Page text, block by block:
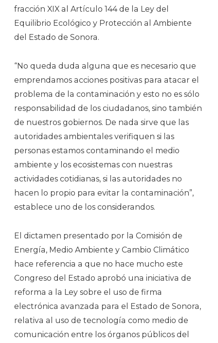
fracción XIX al Artículo 144 de la Ley del
Equilibrio Ecológico y Protección al Ambiente
del Estado de Sonora.
“No queda duda alguna que es necesario que
emprendamos acciones positivas para atacar el
problema de la contaminación y esto no es sólo
responsabilidad de los ciudadanos, sino también
de nuestros gobiernos. De nada sirve que las
autoridades ambientales verifiquen si las
personas estamos contaminando el medio
ambiente y los ecosistemas con nuestras
actividades cotidianas, si las autoridades no
hacen lo propio para evitar la contaminación”,
establece uno de los considerandos.
El dictamen presentado por la Comisión de
Energía, Medio Ambiente y Cambio Climático
hace referencia a que no hace mucho este
Congreso del Estado aprobó una iniciativa de
reforma a la Ley sobre el uso de firma
electrónica avanzada para el Estado de Sonora,
relativa al uso de tecnología como medio de
comunicación entre los órganos públicos del